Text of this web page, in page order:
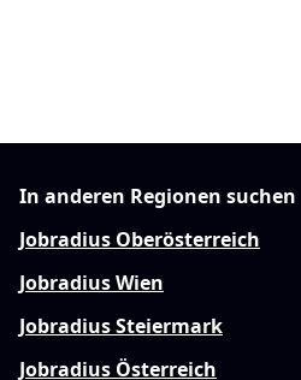
In anderen Regionen suchen
Jobradius Oberösterreich
Jobradius Wien
Jobradius Steiermark
Jobradius Österreich